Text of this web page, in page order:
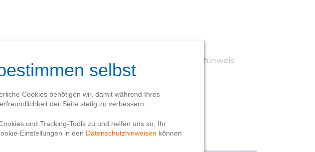
Datenschutzhinweis